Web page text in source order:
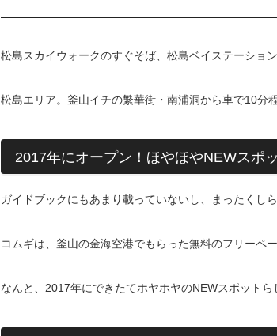
松島スカイウォークのすぐそば、松島ベイステーショ
松島エリア。釜山イチの繁華街・南浦洞から車で10分
2017年にオープン！ほやほやNEWスポ
ガイドブックにもあまり載っていないし、まったくし
コムギは、釜山の金海空港でもらった無料のフリーペ
なんと、2017年にできたてホヤホヤのNEWスポットら